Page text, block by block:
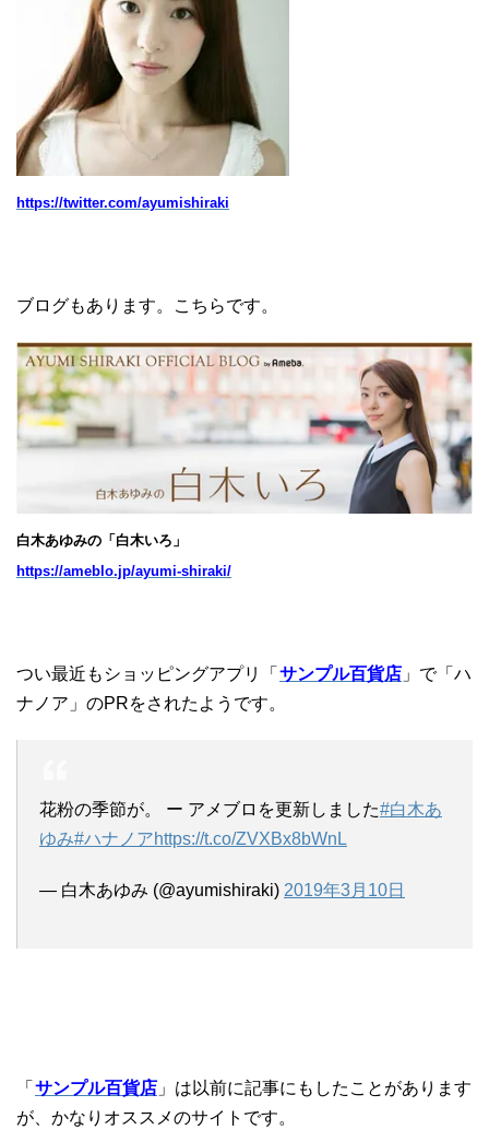
https://twitter.com/ayumishiraki
ブログもあります。こちらです。
白木あゆみの「白木いろ」
https://ameblo.jp/ayumi-shiraki/
つい最近もショッピングアプリ「 サンプル百貨店 」で「ハ
ナノア」のPRをされたようです。
花粉の季節が。 ー アメブロを更新しました#白木あ
ゆみ#ハナノアhttps://t.co/ZVXBx8bWnL
— 白木あゆみ (@ayumishiraki) 2019年3月10日
「 サンプル百貨店 」は以前に記事にもしたことがあります
が、かなりオススメのサイトです。